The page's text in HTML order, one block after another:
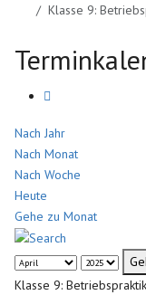
Klasse 9:
Nach Jahr
Nach Monat
Nach Woche
Heute
Gehe zu Monat
Klasse 9: